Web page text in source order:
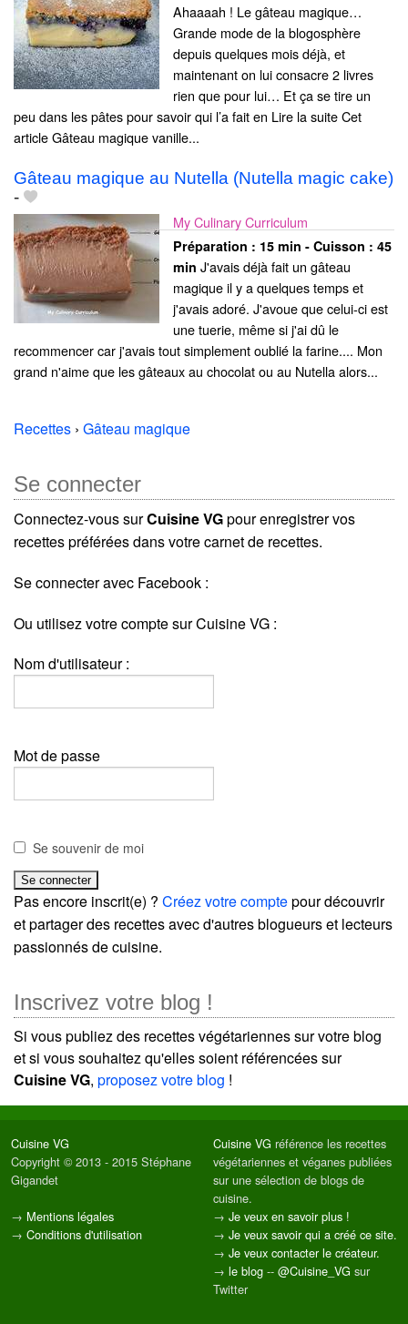
Ahaaaah ! Le gâteau magique…
Grande mode de la blogosphère
depuis quelques mois déjà, et
maintenant on lui consacre 2 livres
rien que pour lui… Et ça se tire un
peu dans les pâtes pour savoir qui l’a fait en Lire la suite Cet
article Gâteau magique vanille...
Gâteau magique au Nutella (Nutella magic cake)
-
My Culinary Curriculum
Préparation : 15 min - Cuisson : 45
min J'avais déjà fait un gâteau
magique il y a quelques temps et
j'avais adoré. J'avoue que celui-ci est
une tuerie, même si j'ai dû le
recommencer car j'avais tout simplement oublié la farine.... Mon
grand n'aime que les gâteaux au chocolat ou au Nutella alors...
Recettes › Gâteau magique
Se connecter
Connectez-vous surCuisine VGpour enregistrer vos
recettes préférées dans votre carnet de recettes.
Se connecter avec Facebook :
Ou utilisez votre compte sur Cuisine VG :
Nom d'utilisateur :
Mot de passe
Se souvenir de moi
Pas encore inscrit(e) ? Créez votre comptepour découvrir
et partager des recettes avec d'autres blogueurs et lecteurs
passionnés de cuisine.
Inscrivez votre blog !
Si vous publiez des recettes végétariennes sur votre blog
et si vous souhaitez qu'elles soient référencées sur
Cuisine VG, proposez votre blog !
Cuisine VG
Copyright © 2013 - 2015 Stéphane
Gigandet
→ Mentions légales
→ Conditions d'utilisation
Cuisine VG référence les recettes
végétariennes et véganes publiées
sur une sélection de blogs de
cuisine.
→ Je veux en savoir plus !
→ Je veux savoir qui a créé ce site.
→ Je veux contacter le créateur.
→ le blog -- @Cuisine_VG sur
Twitter